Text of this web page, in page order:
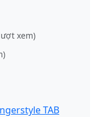
xem)
TAB